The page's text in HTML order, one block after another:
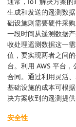
生成和发送的遥测数
础设施则需要硬件采
一段时间从遥测数据
收处理遥测数据这一
值，要实现两者之间
台。利用 AWS 平台
合同。通过利用灵活
基础设施的成本可根
决方案收到的遥测提
安全性